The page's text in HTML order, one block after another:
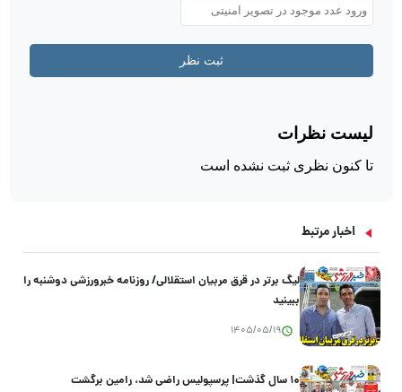
اخبار مرتبط
لیگ برتر در قرق مربیان استقلالی/ روزنامه خبرورزشی دوشنبه را
ببینید
1405/05/19
۱۰ سال گذشت| پرسپولیس راضی شد، رامین برگشت